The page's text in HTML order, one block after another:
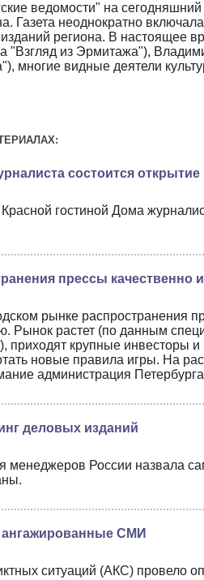
ведомости" на
Газета неоднократно
региона. В настоящее
"Взгляд из Эрмитажа"),
многие видные деятели
состоится
гостиной Дома
прессы качественно
рынке распространения
Рынок растет (по данным
приходят крупные инвесторы
новые правила игры. На
администрация
деловых изданий
менеджеров России назвала
СМИ
ситуаций (АКС) провело